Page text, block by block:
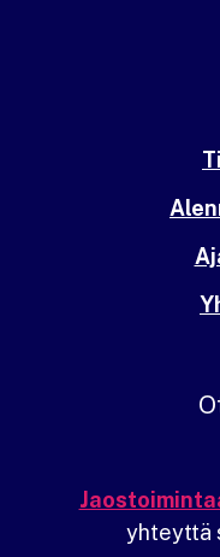
yhteyttä